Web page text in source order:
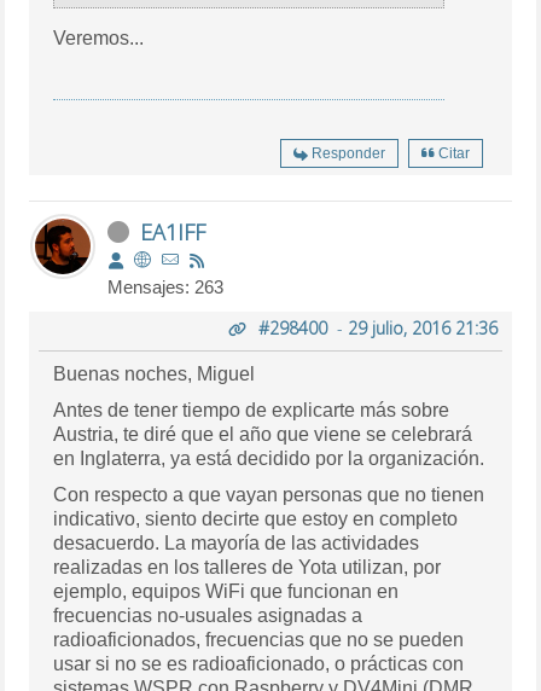
Veremos...
Responder Citar
EA1IFF
Mensajes: 263
#298400- 29 julio, 2016 21:36
Buenas noches, Miguel
Antes de tener tiempo de explicarte más sobre
Austria, te diré que el año que viene se celebrará
en Inglaterra, ya está decidido por la organización.
Con respecto a que vayan personas que no tienen
indicativo, siento decirte que estoy en completo
desacuerdo. La mayoría de las actividades
realizadas en los talleres de Yota utilizan, por
ejemplo, equipos WiFi que funcionan en
frecuencias no-usuales asignadas a
radioaficionados, frecuencias que no se pueden
usar si no se es radioaficionado, o prácticas con